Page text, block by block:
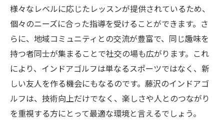
様々なレベルに応じたレッスンが提供されているため、
個々のニーズに合った指導を受けることができます。さ
らに、地域コミュニティとの交流が豊富で、同じ趣味を
持つ者同士が集まることで社交の場も広がります。これ
により、インドアゴルフは単なるスポーツではなく、新
しい友人を作る機会にもなるのです。藤沢のインドアゴ
ルフは、技術向上だけでなく、楽しさや人とのつながり
を重視する方にとって最適な環境と言えるでしょう。